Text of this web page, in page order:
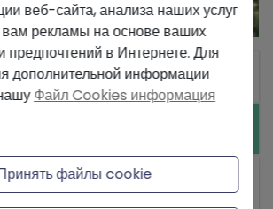
веб-сайта, анализа наших услуг
вам рекламы на основе ваших
предпочтений в Интернете. Для
дополнительной информации
Файл Cookies информация
файлы cookie